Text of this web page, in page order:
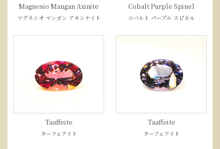
Magnesio Mangan Axinite
マグネシオ マンガン アキシナイト
Cobalt Purple Spinel
コバルト パープル スピネル
Taaffeite
ターフェアイト
Taaffeite
ターフェアイト